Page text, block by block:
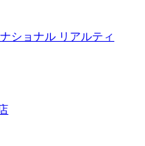
ショナル リアルティ